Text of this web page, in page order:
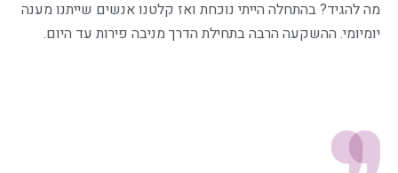
מה להגיד? בהתחלה הייתי נוכחת ואז קלטנו אנשים שייתנו מענה
יומיומי. ההשקעה הרבה בתחילת הדרך מניבה פירות עד היום.